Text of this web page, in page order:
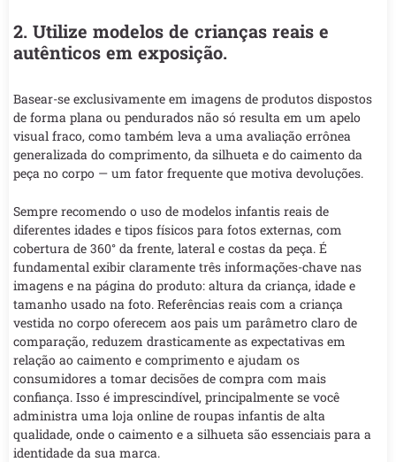
2. Utilize modelos de crianças reais e
autênticos em exposição.
Basear-se exclusivamente em imagens de produtos dispostos
de forma plana ou pendurados não só resulta em um apelo
visual fraco, como também leva a uma avaliação errônea
generalizada do comprimento, da silhueta e do caimento da
peça no corpo — um fator frequente que motiva devoluções.
Sempre recomendo o uso de modelos infantis reais de
diferentes idades e tipos físicos para fotos externas, com
cobertura de 360° da frente, lateral e costas da peça. É
fundamental exibir claramente três informações-chave nas
imagens e na página do produto: altura da criança, idade e
tamanho usado na foto. Referências reais com a criança
vestida no corpo oferecem aos pais um parâmetro claro de
comparação, reduzem drasticamente as expectativas em
relação ao caimento e comprimento e ajudam os
consumidores a tomar decisões de compra com mais
confiança. Isso é imprescindível, principalmente se você
administra uma loja online de roupas infantis de alta
qualidade, onde o caimento e a silhueta são essenciais para a
identidade da sua marca.